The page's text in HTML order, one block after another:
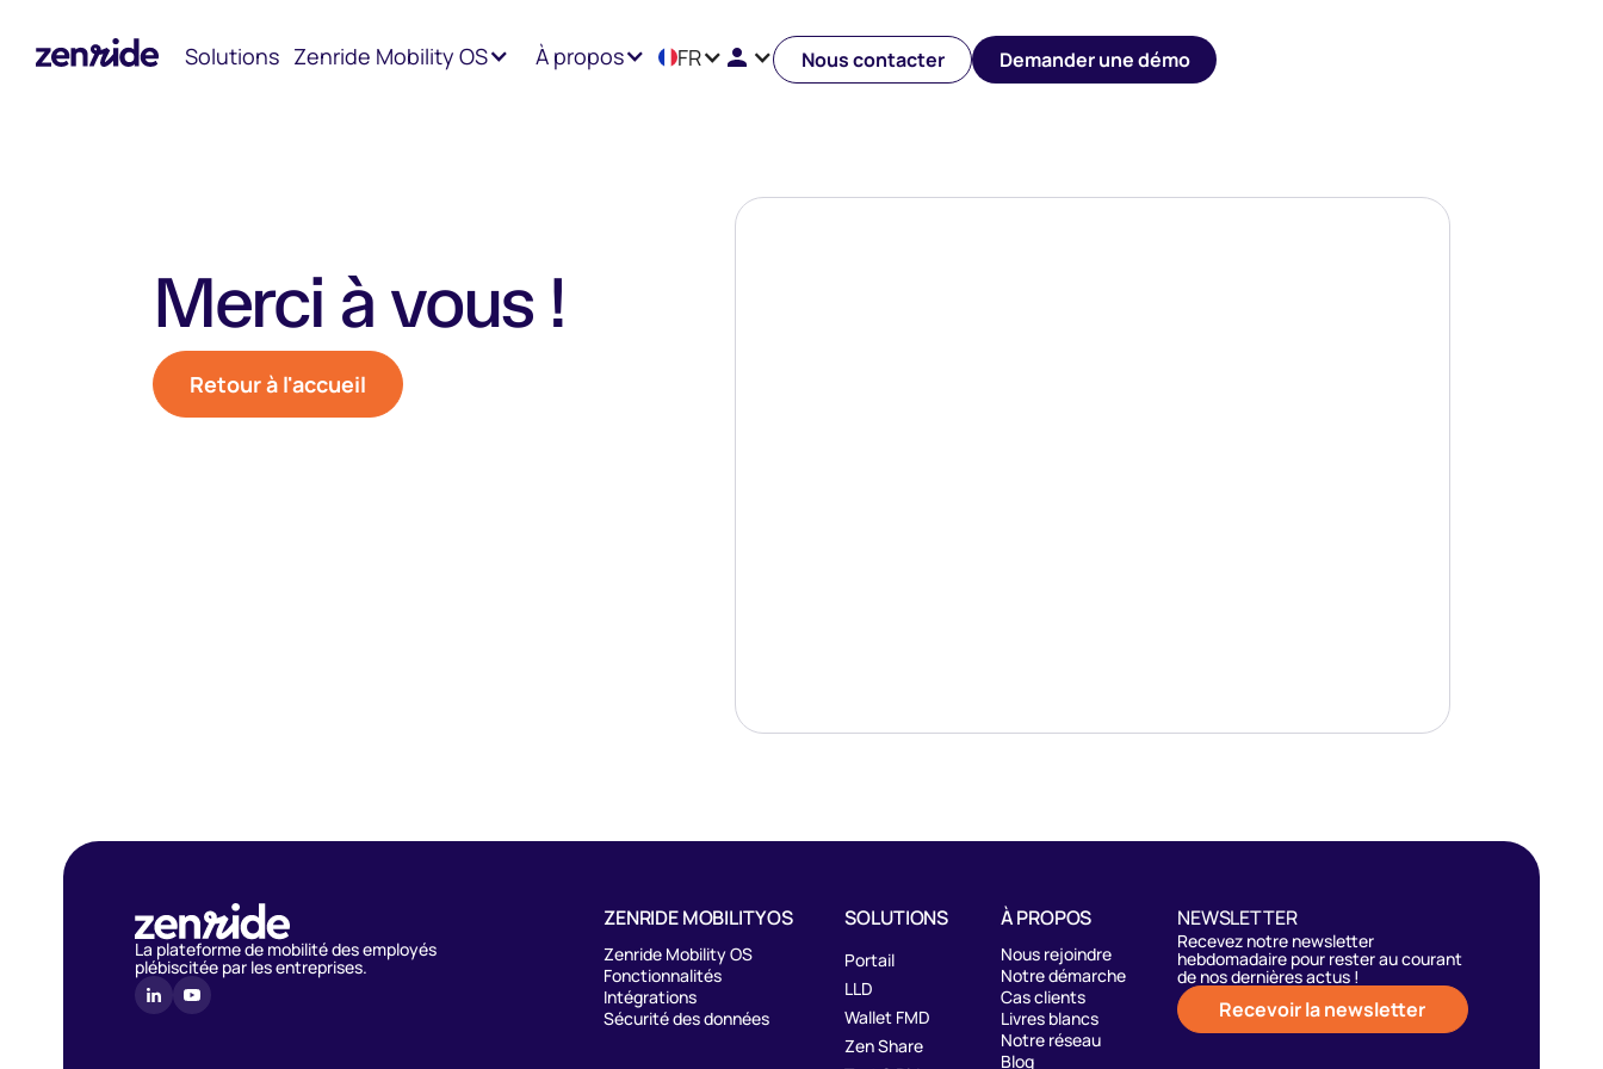
Solutions Zenride Mobility OS À propos FR Nous contacter Demander une démo
Merci à vous !
Retour à l'accueil
La plateforme de mobilité des employés
plébiscitée par les entreprises.
ZENRIDE MOBILITY OS
Zenride Mobility OS
Fonctionnalités
Intégrations
Sécurité des données
SOLUTIONS
Portail
LLD
Wallet FMD
Zen Share
À PROPOS
Nous rejoindre
Notre démarche
Cas clients
Livres blancs
Notre réseau
Blog
NEWSLETTER
Recevez notre newsletter
hebdomadaire pour rester au courant
de nos dernières actus !
Recevoir la newsletter